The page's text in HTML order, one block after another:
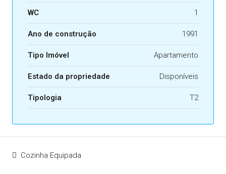
WC 1
Ano de construção 1991
Tipo Imóvel Apartamento
Estado da propriedade Disponíveis
Tipologia T2
Cozinha Equipada